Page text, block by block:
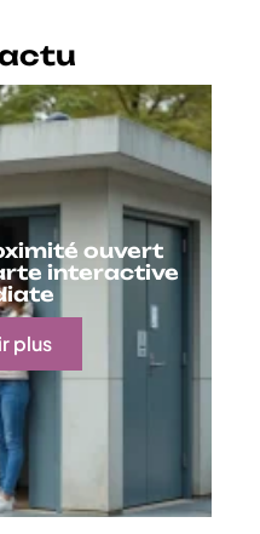
ouvert
interactive
plus